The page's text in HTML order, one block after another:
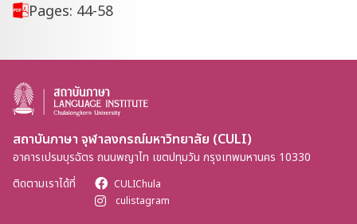
Pages: 44-58
สถาบันภาษา จุฬาลงกรณ์มหาวิทยาลัย (CULI)
อาคารเปรมบุรฉัตร ถนนพญาไท เขตปทุมวัน กรุงเทพมหานคร 10330
ติดตามเราได้ที่
CULIChula
culistagram